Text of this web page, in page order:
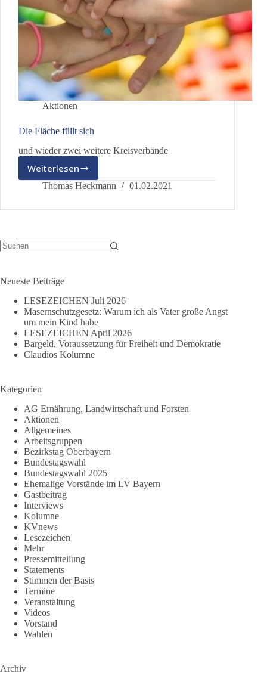
Aktionen
Die Fläche füllt sich
und wieder zwei weitere Kreisverbände
Weiterlesen
Die
Fläche
sich
Thomas Heckmann 01.02.2021
Neueste Beiträge
LESEZEICHEN Juli 2026
Masernschutzgesetz: Warum ich als Vater große Angst
um mein Kind habe
LESEZEICHEN April 2026
Bargeld, Voraussetzung für Freiheit und Demokratie
Claudios Kolumne
Kategorien
AG Ernährung, Landwirtschaft und Forsten
Aktionen
Allgemeines
Arbeitsgruppen
Bezirkstag Oberbayern
Bundestagswahl
Bundestagswahl 2025
Ehemalige Vorstände im LV Bayern
Gastbeitrag
Interviews
Kolumne
KVnews
Lesezeichen
Mehr
Pressemitteilung
Statements
Stimmen der Basis
Termine
Veranstaltung
Videos
Vorstand
Wahlen
Archiv